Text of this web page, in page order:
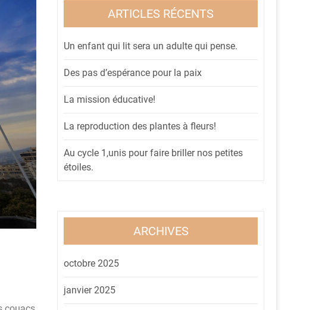
ARTICLES RÉCENTS
Un enfant qui lit sera un adulte qui pense.
Des pas d’espérance pour la paix
La mission éducative!
La reproduction des plantes à fleurs!
Au cycle 1,unis pour faire briller nos petites
étoiles.
ARCHIVES
octobre 2025
janvier 2025